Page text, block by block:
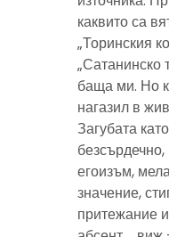
каквито са
„Торинския
„Сатанинско
баща ми. Но
нагазил в
Загубата
егоизъм,
значение,
притежание